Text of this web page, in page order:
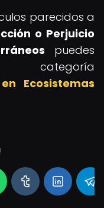
parecidos a
o Perjuicio
puedes
Ecosistemas